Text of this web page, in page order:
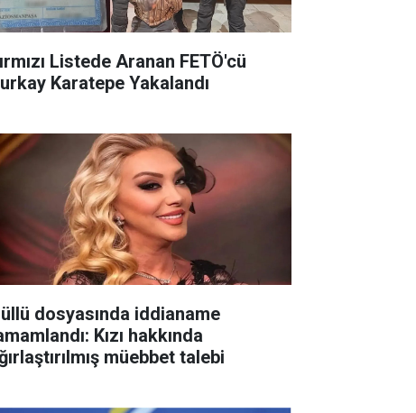
Listede Aranan FETÖ'cü
Karatepe Yakalandı
dosyasında iddianame
Kızı hakkında
müebbet talebi